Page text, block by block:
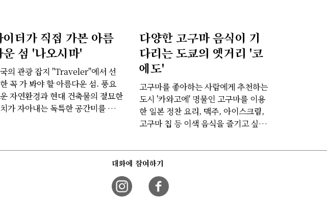
이터가 직접 가본 아름
운 섬 '나오시마'
의 관광 잡지 "Traveler"에서 선
꼭 가 봐야 할 아름다운 섬. 풍요
자연환경과 현대 건축물의 절묘한
가 자아내는 독특한 공간미를 감상
다양한 고구마 음식이 기
다리는 도쿄의 옛거리 '코
에도'
고구마를 좋아하는 사람에게 추천하는
도시 '카와고에' 명물인 고구마를 이용
한 일본 정찬 요리, 맥주, 아이스크림,
고구마 칩 등 이색 음식을 즐기고 싶다
대화에 참여하기